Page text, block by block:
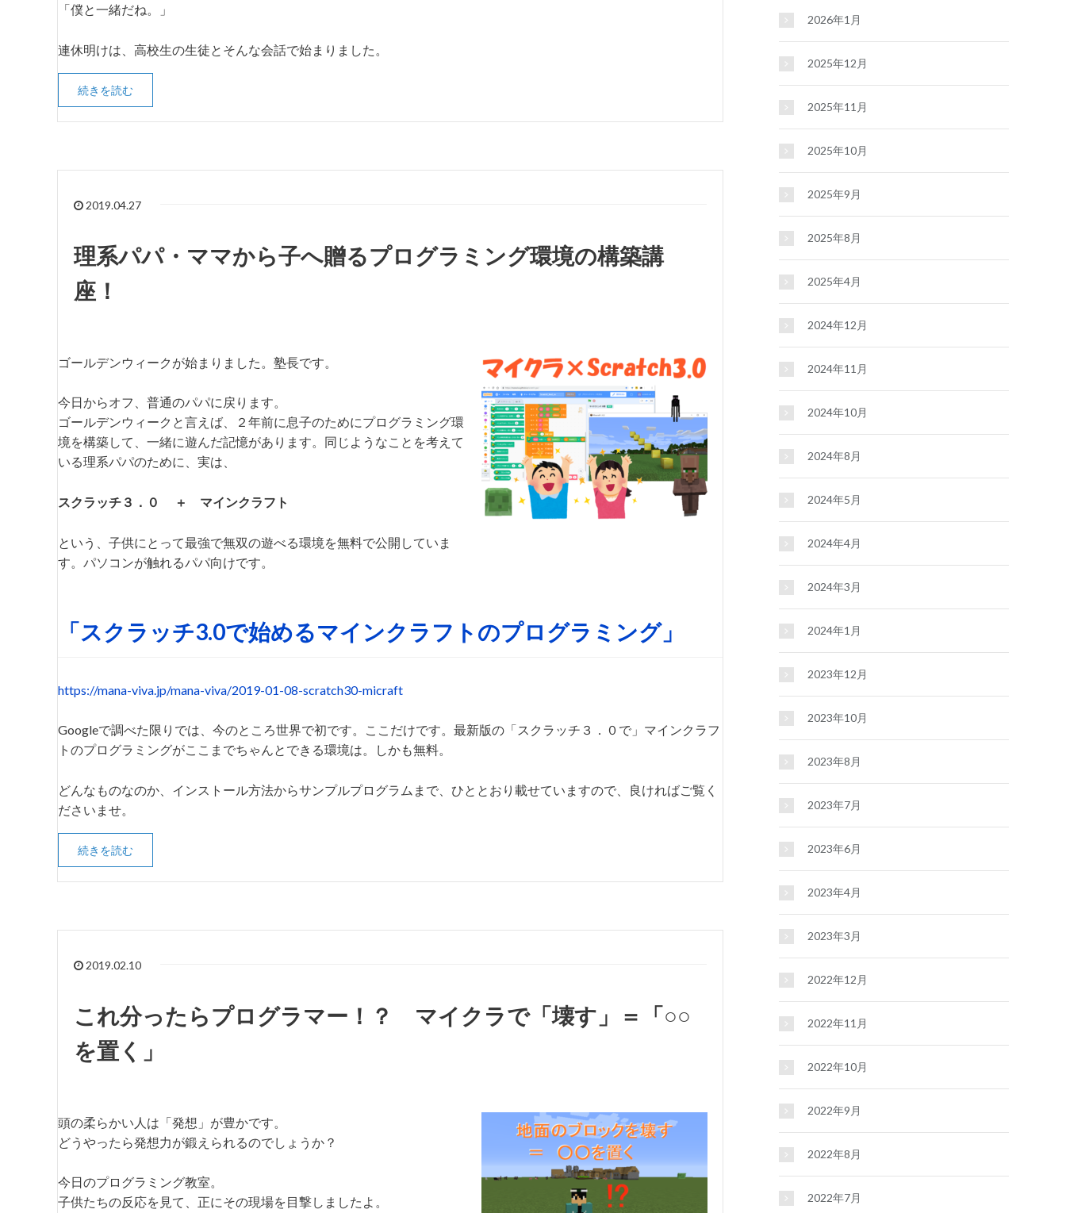
「僕と一緒だね。」
連休明けは、高校生の生徒とそんな会話で始まりました。
続きを読む
2019.04.27
理系パパ・ママから子へ贈るプログラミング環境の構築講
座！
ゴールデンウィークが始まりました。塾長です。
今日からオフ、普通のパパに戻ります。
ゴールデンウィークと言えば、２年前に息子のためにプログラミング環
境を構築して、一緒に遊んだ記憶があります。同じようなことを考えて
いる理系パパのために、実は、
スクラッチ３．０ ＋ マインクラフト
という、子供にとって最強で無双の遊べる環境を無料で公開していま
す。パソコンが触れるパパ向けです。
「スクラッチ3.0で始めるマインクラフトのプログラミング」
https://mana-viva.jp/mana-viva/2019-01-08-scratch30-micraft
Googleで調べた限りでは、今のところ世界で初です。ここだけです。最新版の「スクラッチ３．０で」マインクラフ
トのプログラミングがここまでちゃんとできる環境は。しかも無料。
どんなものなのか、インストール方法からサンプルプログラムまで、ひととおり載せていますので、良ければご覧く
ださいませ。
続きを読む
2019.02.10
これ分ったらプログラマー！？ マイクラで「壊す」＝「○○
を置く」
頭の柔らかい人は「発想」が豊かです。
どうやったら発想力が鍛えられるのでしょうか？
今日のプログラミング教室。
子供たちの反応を見て、正にその現場を目撃しましたよ。
2026年1月
2025年12月
2025年11月
2025年10月
2025年9月
2025年8月
2025年4月
2024年12月
2024年11月
2024年10月
2024年8月
2024年5月
2024年4月
2024年3月
2024年1月
2023年12月
2023年10月
2023年8月
2023年7月
2023年6月
2023年4月
2023年3月
2022年12月
2022年11月
2022年10月
2022年9月
2022年8月
2022年7月